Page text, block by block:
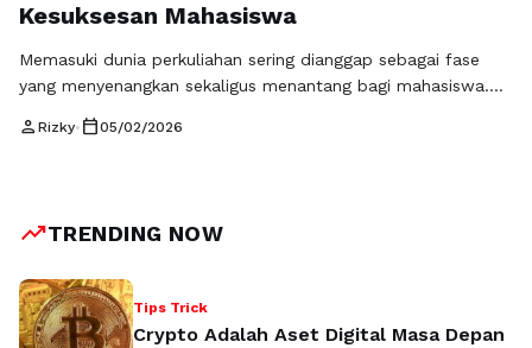
Kesuksesan Mahasiswa
Memasuki dunia perkuliahan sering dianggap sebagai fase
yang menyenangkan sekaligus menantang bagi mahasiswa.
lebih tinggi, serta tuntutan untuk menjadi pribadi yang
memengaruhi perjalanan mahasiswa selama menempuh
person Rizky• calendar_today05/02/2026
trending_upTRENDING NOW
Tips Trick
Crypto Adalah Aset Digital Masa Depan